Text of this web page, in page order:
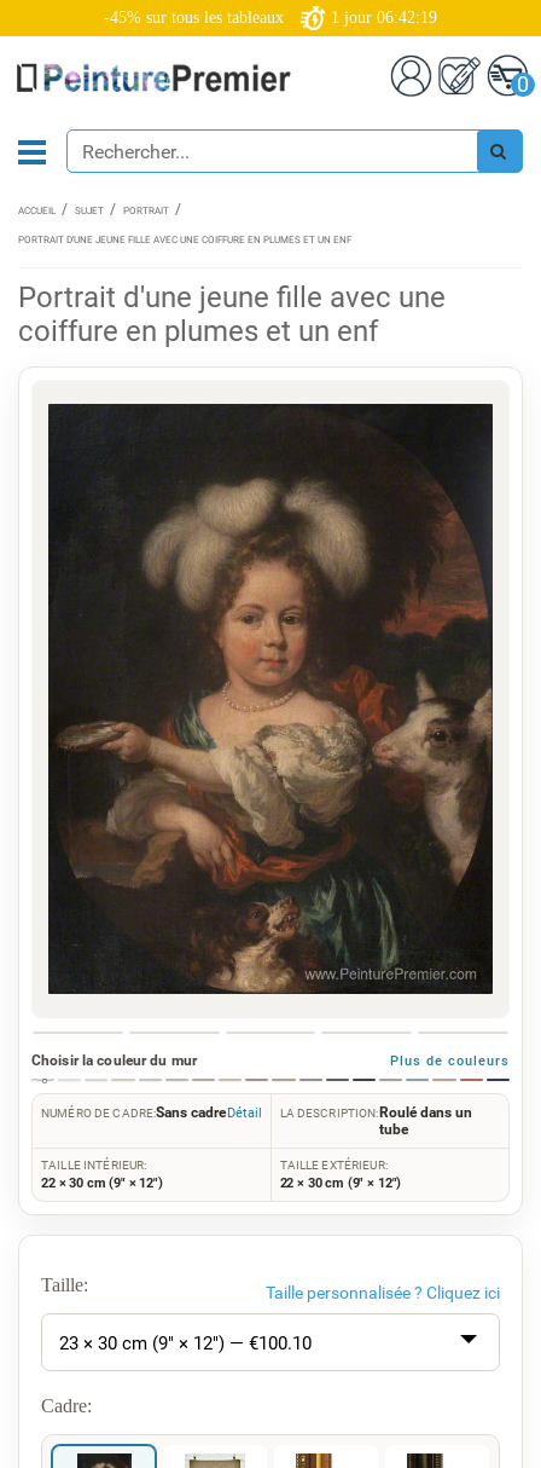
-45% sur tous les tableaux 1 jour 06:42:18
0
ACCUEIL SUJET PORTRAIT
PORTRAIT D'UNE JEUNE FILLE AVEC UNE COIFFURE EN PLUMES ET UN ENF
Portrait d'une jeune fille avec une
coiffure en plumes et un enf
Choisir la couleur du mur Plus de couleurs
NUMÉRO DE CADRE:Sans cadreDétail LA DESCRIPTION: Roulé dans un
tube
TAILLE INTÉRIEUR:
22 × 30 cm (9" × 12")
TAILLE EXTÉRIEUR:
22 × 30 cm (9" × 12")
Taille: Taille personnalisée ? Cliquez ici
23 × 30 cm (9" × 12") — €100.10
Cadre: